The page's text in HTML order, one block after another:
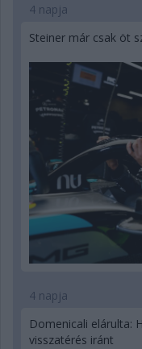
4 napja
Steiner már csak öt
4 napja
Domenicali elárulta:
visszatérés iránt